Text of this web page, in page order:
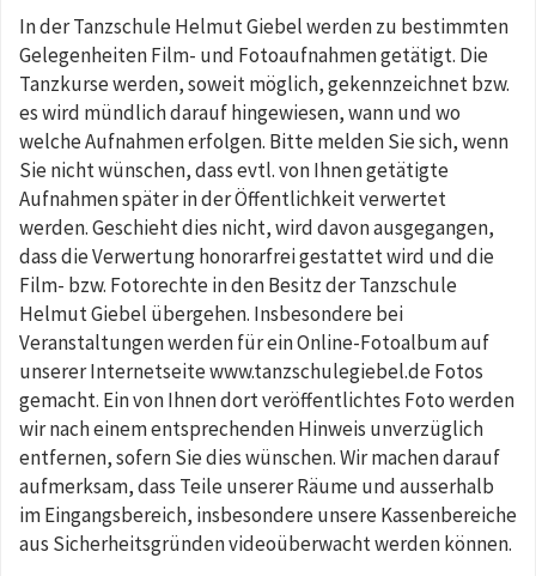
In der Tanzschule Helmut Giebel werden zu bestimmten
Gelegenheiten Film- und Fotoaufnahmen getätigt. Die
Tanzkurse werden, soweit möglich, gekennzeichnet bzw.
es wird mündlich darauf hingewiesen, wann und wo
welche Aufnahmen erfolgen. Bitte melden Sie sich, wenn
Sie nicht wünschen, dass evtl. von Ihnen getätigte
Aufnahmen später in der Öffentlichkeit verwertet
werden. Geschieht dies nicht, wird davon ausgegangen,
dass die Verwertung honorarfrei gestattet wird und die
Film- bzw. Fotorechte in den Besitz der Tanzschule
Helmut Giebel übergehen. Insbesondere bei
Veranstaltungen werden für ein Online-Fotoalbum auf
unserer Internetseite www.tanzschulegiebel.de Fotos
gemacht. Ein von Ihnen dort veröffentlichtes Foto werden
wir nach einem entsprechenden Hinweis unverzüglich
entfernen, sofern Sie dies wünschen. Wir machen darauf
aufmerksam, dass Teile unserer Räume und ausserhalb
im Eingangsbereich, insbesondere unsere Kassenbereiche
aus Sicherheitsgründen videoüberwacht werden können.